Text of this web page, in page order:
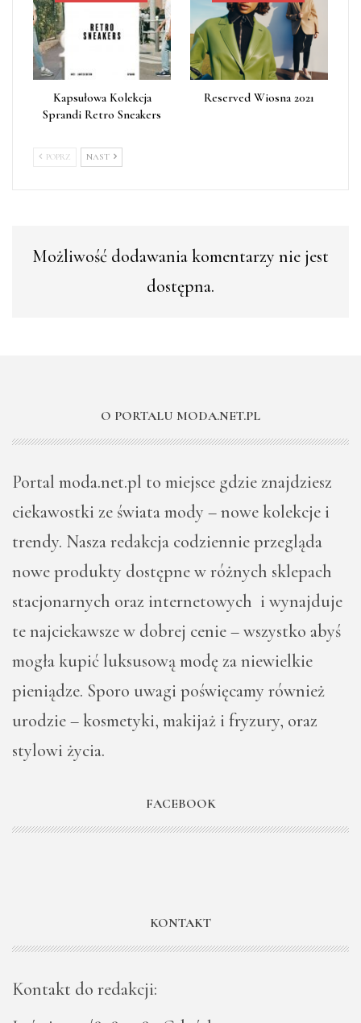
Kapsułowa Kolekcja
Sprandi Retro Sneakers
Reserved Wiosna 2021
POPRZ NAST
Możliwość dodawania komentarzy nie jest
dostępna.
O PORTALU MODA.NET.PL
Portal moda.net.pl to miejsce gdzie znajdziesz
ciekawostki ze świata mody – nowe kolekcje i
trendy. Nasza redakcja codziennie przegląda
nowe produkty dostępne w różnych sklepach
stacjonarnych oraz internetowych i wynajduje
te najciekawsze w dobrej cenie – wszystko abyś
mogła kupić luksusową modę za niewielkie
pieniądze. Sporo uwagi poświęcamy również
urodzie – kosmetyki, makijaż i fryzury, oraz
stylowi życia.
FACEBOOK
KONTAKT
Kontakt do redakcji: